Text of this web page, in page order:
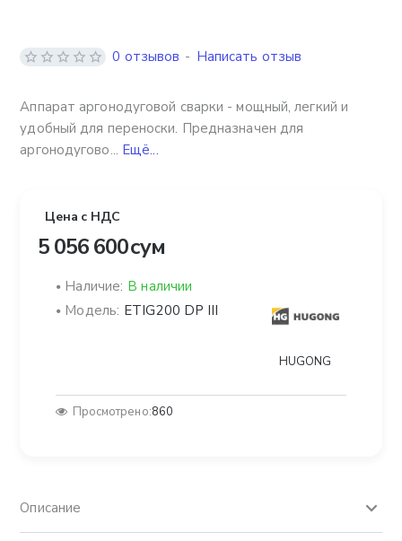
Аппарат аргонодуговой сварки - мощный, легкий и
удобный для переноски. Предназначен для
аргонодугово... Ещё...
0 отзывов - Написать отзыв
Цена с НДС
5 056 600 сум
Наличие: В наличии
Модель: ETIG200 DP III
HUGONG
Просмотрено:860
Описание